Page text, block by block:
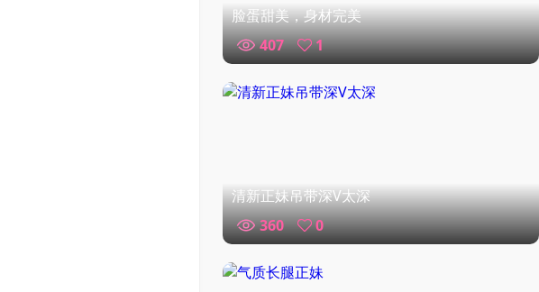
脸蛋甜美，身材完美
407
1
清新正妹吊带深V太深
360
0